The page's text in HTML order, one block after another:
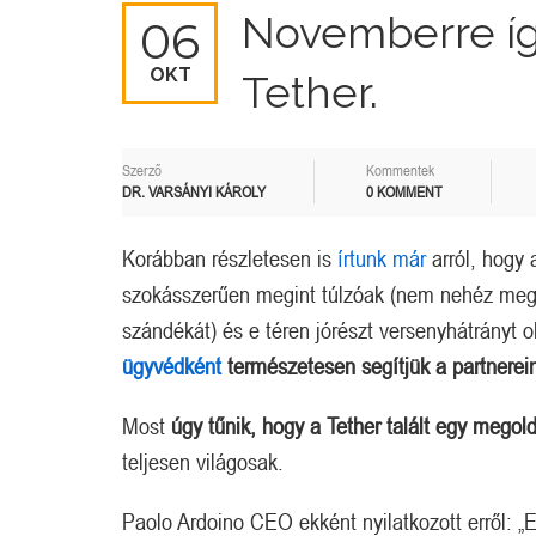
06
OKT
Novemberre
Tether.
Szerző
DR. VARSÁNYI KÁROLY
Kommentek
0 KOMMENT
Korábban részletesen is írtunk márarról, hogy
szokásszerűen megint túlzóak (nem nehéz
szándékát) és e téren jórészt versenyhátrányt
ügyvédként természetesen segítjük a
Most úgy tűnik, hogy a Tether talált egy
teljesen világosak.
Paolo Ardoino CEO ekként nyilatkozott erről: